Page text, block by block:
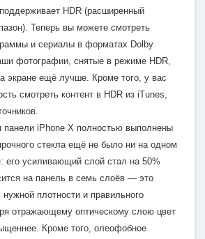
HDR (расширенный
Теперь вы можете смотреть
и сериалы в форматах Dolby
фотографии, снятые в режиме HDR,
экране ещё лучше. Кроме того, у вас
смотреть контент в HDR из iTunes,
панели iPhone X полностью выполнены
стекла ещё не было ни на одном
его усиливающий слой стал на 50%
на панель в семь слоёв — это
нужной плотности и правильного
отражающему оптическому слою цвет
Кроме того, олеофобное